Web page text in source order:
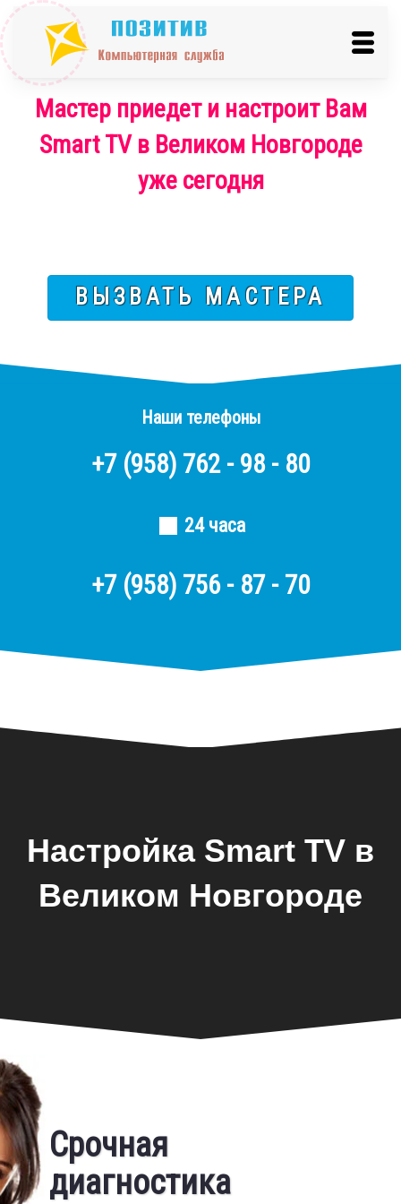
Мастер приедет и настроит Вам
Smart TV в Великом Новгороде
уже сегодня
ВЫЗВАТЬ МАСТЕРА
Наши телефоны
+7 (958) 762 - 98 - 80
24 часа
+7 (958) 756 - 87 - 70
Настройка Smart TV в
Великом Новгороде
Срочная
диагностика
Бесплатный выезд
Фирменная гарантия
Предоставляем фирменную